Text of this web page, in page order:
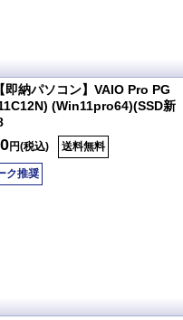
即納パソコン】VAIO Pro PG
(Win11pro64)(SSD新
円(税込) 送料無料
ク推奨